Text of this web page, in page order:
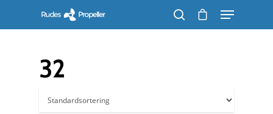
Søg efter et produkt, og tryk på enter
32